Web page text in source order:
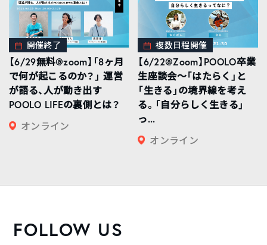
開催終了
【6/29無料@zoom】「8ヶ月
で何が起こるのか？」 運営
が語る、人が動き出す
POOLO LIFEの裏側とは？
オンライン
複数日程開催
【6/22@Zoom】POOLO卒業
生座談会〜「はたらく」と
「生きる」の境界線を考え
る。「自分らしく生きる」
っ...
オンライン
FOLLOW US